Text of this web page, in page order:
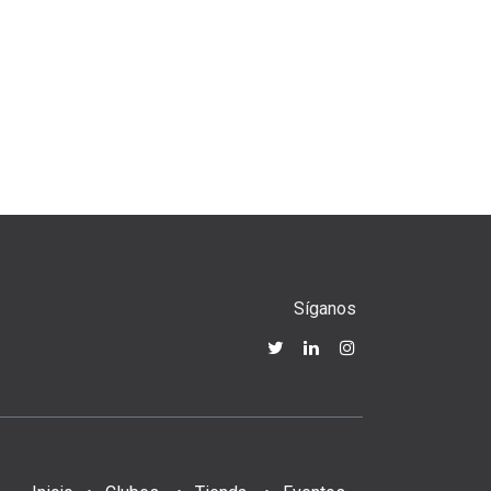
Síganos